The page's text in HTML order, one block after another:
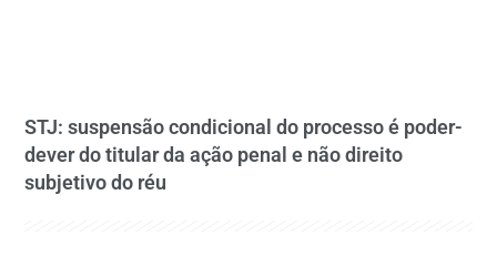
STJ: suspensão condicional do processo é poder-
dever do titular da ação penal e não direito
subjetivo do réu